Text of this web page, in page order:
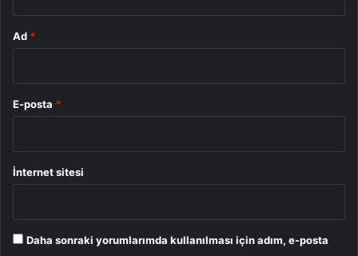
Ad *
E-posta *
İnternet sitesi
Daha sonraki yorumlarımda kullanılması için adım, e-posta